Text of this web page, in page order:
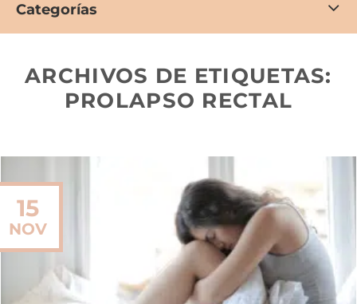
Categorías
ARCHIVOS DE ETIQUETAS:
PROLAPSO RECTAL
15
NOV